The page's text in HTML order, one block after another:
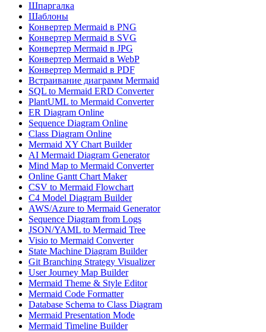
Шпаргалка
Шаблоны
Конвертер Mermaid в PNG
Конвертер Mermaid в SVG
Конвертер Mermaid в JPG
Конвертер Mermaid в WebP
Конвертер Mermaid в PDF
Встраивание диаграмм Mermaid
SQL to Mermaid ERD Converter
PlantUML to Mermaid Converter
ER Diagram Online
Sequence Diagram Online
Class Diagram Online
Mermaid XY Chart Builder
AI Mermaid Diagram Generator
Mind Map to Mermaid Converter
Online Gantt Chart Maker
CSV to Mermaid Flowchart
C4 Model Diagram Builder
AWS/Azure to Mermaid Generator
Sequence Diagram from Logs
JSON/YAML to Mermaid Tree
Visio to Mermaid Converter
State Machine Diagram Builder
Git Branching Strategy Visualizer
User Journey Map Builder
Mermaid Theme & Style Editor
Mermaid Code Formatter
Database Schema to Class Diagram
Mermaid Presentation Mode
Mermaid Timeline Builder